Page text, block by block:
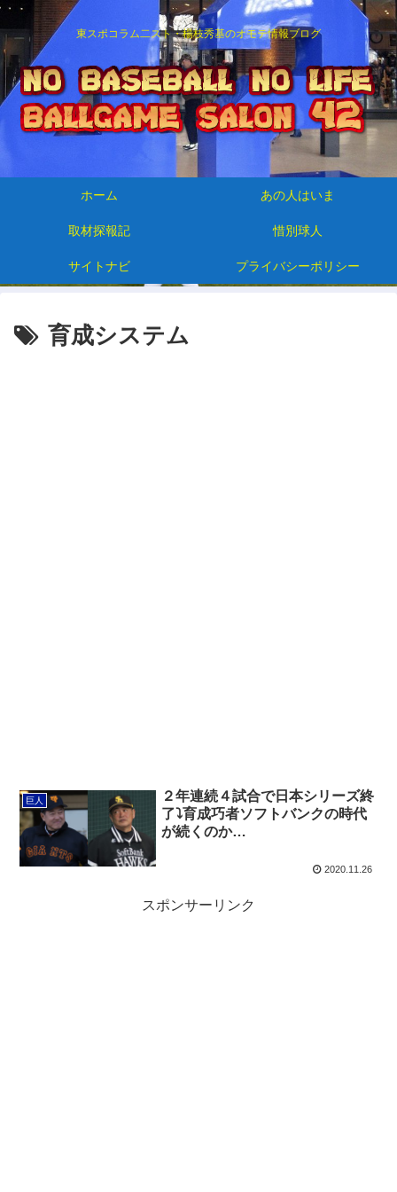
東スポコラム二スト・楊枝秀基のオモテ情報ブログ
ホーム あの人はいま
取材探報記 惜別球人
サイトナビ プライバシーポリシー
育成システム
巨人
２年連続４試合で日本シリーズ終
了⤵︎育成巧者ソフトバンクの時代
が続くのか…
2020.11.26
スポンサーリンク